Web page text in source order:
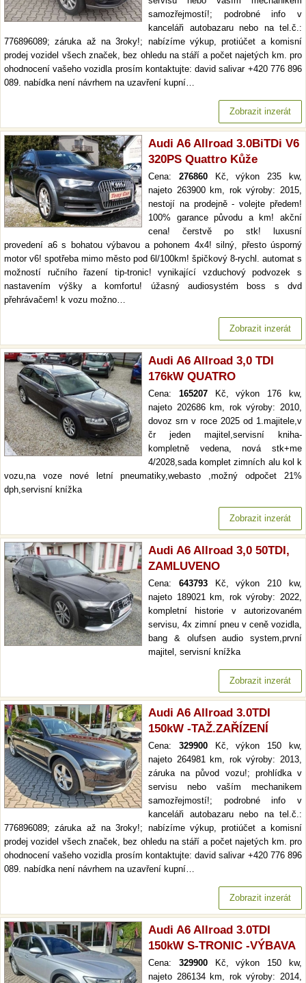
samozřejmostí!; podrobné info v
kanceláři autobazaru nebo na tel.č.:
776896089; záruka až na 3roky!; nabízíme výkup, protiúčet a komisní
prodej vozidel všech značek, bez ohledu na stáří a počet najetých km. pro
ohodnocení vašeho vozidla prosím kontaktujte: david salivar +420 776 896
089. nabídka není návrhem na uzavření kupní…
Zobrazit inzerát
Audi A6 Allroad 3.0BiTDi V6
320PS Quattro Kůže
Cena: 276860Kč, výkon 235 kw,
najeto 263900 km, rok výroby: 2015,
nestojí na prodejně - volejte předem!
100% garance původu a km! akční
cena! čerstvě po stk! luxusní
provedení a6 s bohatou výbavou a pohonem 4x4! silný, přesto úsporný
motor v6! spotřeba mimo město pod 6l/100km! špičkový 8-rychl. automat s
možností ručního řazení tip-tronic! vynikající vzduchový podvozek s
nastavením výšky a komfortu! úžasný audiosystém boss s dvd
přehrávačem! k vozu možno…
Zobrazit inzerát
Audi A6 Allroad 3,0 TDI
176kW QUATRO
Cena: 165207Kč, výkon 176 kw,
najeto 202686 km, rok výroby: 2010,
dovoz srn v roce 2025 od 1.majitele,v
čr jeden majitel,servisní kniha-
kompletně vedena, nová stk+me
4/2028,sada komplet zimních alu kol k
vozu,na voze nové letní pneumatiky,webasto ,možný odpočet 21%
dph,servisní knížka
Zobrazit inzerát
Audi A6 Allroad 3,0 50TDI,
ZAMLUVENO
Cena: 643793Kč, výkon 210 kw,
najeto 189021 km, rok výroby: 2022,
kompletní historie v autorizovaném
servisu, 4x zimní pneu v ceně vozidla,
bang & olufsen audio system,první
majitel, servisní knížka
Zobrazit inzerát
Audi A6 Allroad 3.0TDI
150kW -TAŽ.ZAŘÍZENÍ
Cena: 329900Kč, výkon 150 kw,
najeto 264981 km, rok výroby: 2013,
záruka na původ vozu!; prohlídka v
servisu nebo vaším mechanikem
samozřejmostí!; podrobné info v
kanceláři autobazaru nebo na tel.č.:
776896089; záruka až na 3roky!; nabízíme výkup, protiúčet a komisní
prodej vozidel všech značek, bez ohledu na stáří a počet najetých km. pro
ohodnocení vašeho vozidla prosím kontaktujte: david salivar +420 776 896
089. nabídka není návrhem na uzavření kupní…
Zobrazit inzerát
Audi A6 Allroad 3.0TDI
150kW S-TRONIC -VÝBAVA
Cena: 329900Kč, výkon 150 kw,
najeto 286134 km, rok výroby: 2014,